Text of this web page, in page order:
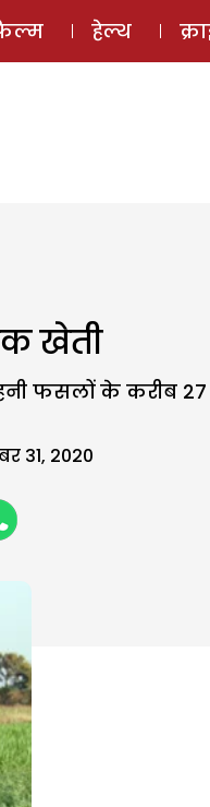
मैगज़ीन ऑडियो
हेल्थ
खेती
फसलों के करीब 27
31, 2020